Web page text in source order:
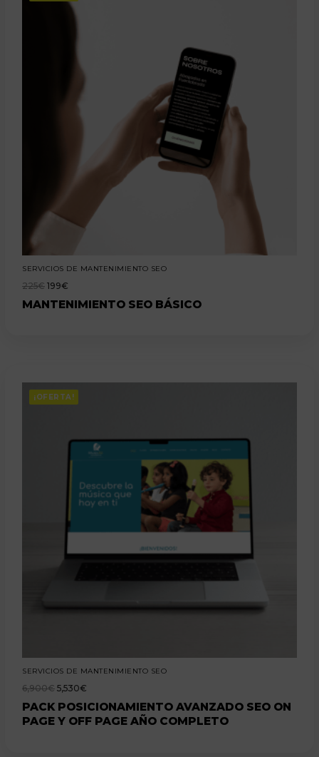
SERVICIOS DE MANTENIMIENTO SEO
225€ 199€
MANTENIMIENTO SEO BÁSICO
¡OFERTA!
SERVICIOS DE MANTENIMIENTO SEO
6,900€ 5,530€
PACK POSICIONAMIENTO AVANZADO SEO ON
PAGE Y OFF PAGE AÑO COMPLETO